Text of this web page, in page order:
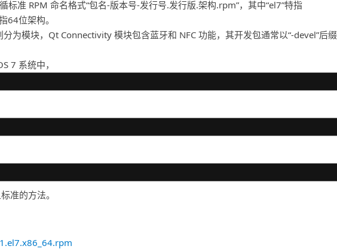
标准 RPM 命名格式“包名-版本号-发行号.发行版.架构.rpm”，其中“el7”特指
64位架构。
为模块，Qt Connectivity 模块包含蓝牙和 NFC 功能，其开发包通常以“-devel”后缀
7 系统中，
准的方法。